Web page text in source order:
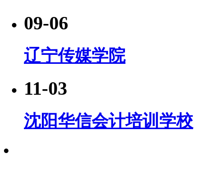
09-06
辽宁传媒学院
11-03
沈阳华信会计培训学校